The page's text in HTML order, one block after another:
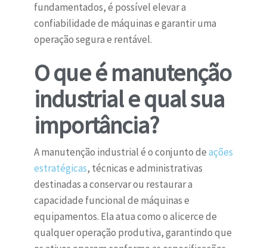
fundamentados, é possível elevar a
confiabilidade de máquinas e garantir uma
operação segura e rentável.
O que é manutenção
industrial e qual sua
importância?
A manutenção industrial é o conjunto deações
estratégicas, técnicas e administrativas
destinadas a conservar ou restaurar a
capacidade funcional de máquinas e
equipamentos. Ela atua como o alicerce de
qualquer operação produtiva, garantindo que